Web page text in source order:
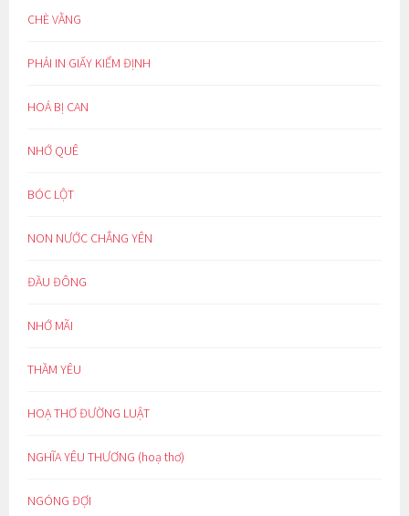
CHÈ VẰNG
PHẢI IN GIẤY KIỂM ĐỊNH
HOÁ BỊ CAN
NHỚ QUÊ
BÓC LỘT
NON NƯỚC CHẲNG YÊN
ĐẦU ĐÔNG
NHỚ MÃI
THẦM YÊU
HOẠ THƠ ĐƯỜNG LUẬT
NGHĨA YÊU THƯƠNG (hoạ thơ)
NGÓNG ĐỢI